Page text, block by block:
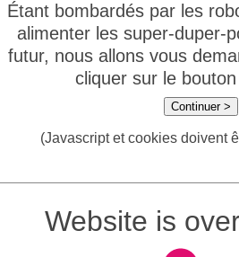
Étant bombardés par les
alimenter les super-duper-
futur, nous allons vous
cliquer sur le
Continuer >
(Javascript et cookies doivent
Website is